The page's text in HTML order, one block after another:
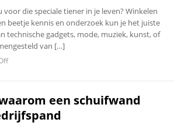
die speciale tiener in je leven? Winkelen
beetje kennis en onderzoek kun je het juiste
technische gadgets, mode, muziek, kunst, of
van […]
een schuifwand